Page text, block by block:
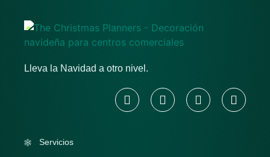
Lleva la Navidad a otro nivel.
Servicios